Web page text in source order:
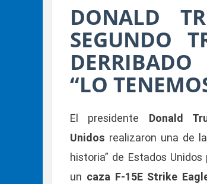
DONALD
SEGUNDO
“LO
El presidente Donald
Unidos realizaron una de
historia” de Estados
un caza F-15E Strike